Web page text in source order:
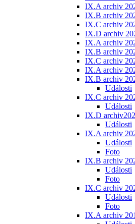
IX.A archiv
IX.B archiv
IX.C archiv
IX.D archiv
IX.A archiv
IX.B archiv
IX.C archiv
IX.A archiv
IX.B archiv
Události
IX.C archiv
Události
IX.D
Události
IX.A archiv
Události
Foto
IX.B archiv
Události
Foto
IX.C archiv
Události
Foto
IX.A archiv